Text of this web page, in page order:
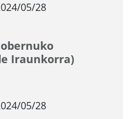
05/28
Iraunkorra)
05/28